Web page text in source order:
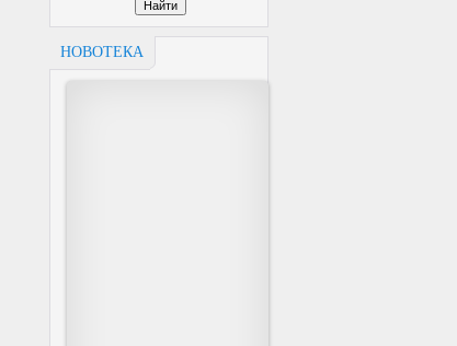
НОВОТЕКА